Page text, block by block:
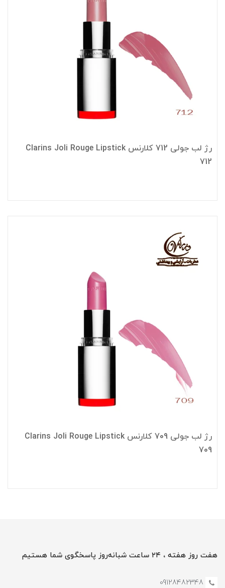
رژ لب جولی 712 کلارنس Clarins Joli Rouge Lipstick
712
رژ لب جولی 709 کلارنس Clarins Joli Rouge Lipstick
709
هفت روز هفته ، ۲۴ ساعت شبانه‌روز پاسخگوی شما هستیم
09128482348